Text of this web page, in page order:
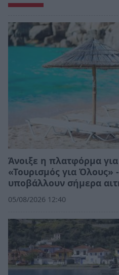
Άνοιξε η πλατφόρμα
«Τουρισμός για
υποβάλλουν σήμερα
05/08/2026 12:40